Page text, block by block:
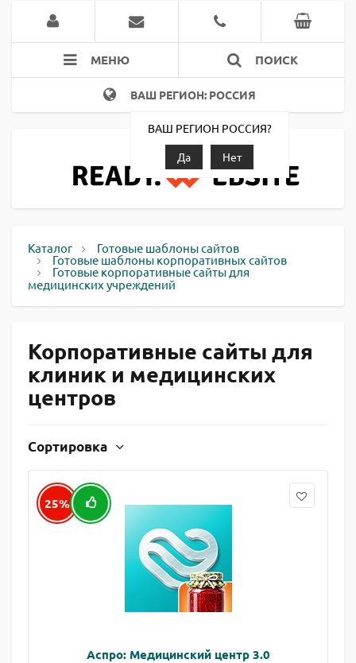
МЕНЮ ПОИСК
ВАШ РЕГИОН: РОССИЯ
ВАШ РЕГИОН РОССИЯ?
Да
Нет
Каталог Готовые шаблоны сайтов
Готовые шаблоны корпоративных сайтов
Готовые корпоративные сайты для
медицинских учреждений
Корпоративные сайты для
клиник и медицинских
центров
Сортировка
25%
Аспро: Медицинский центр 3.0